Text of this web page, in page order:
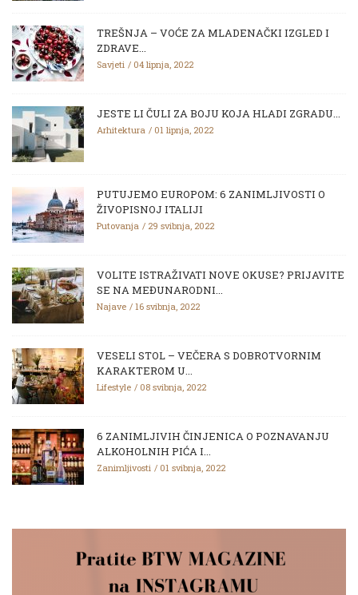
TREŠNJA – VOĆE ZA MLADENAČKI IZGLED I
ZDRAVE...
Savjeti 04 lipnja, 2022
JESTE LI ČULI ZA BOJU KOJA HLADI ZGRADU...
Arhitektura 01 lipnja, 2022
PUTUJEMO EUROPOM: 6 ZANIMLJIVOSTI O
ŽIVOPISNOJ ITALIJI
Putovanja 29 svibnja, 2022
VOLITE ISTRAŽIVATI NOVE OKUSE? PRIJAVITE
SE NA MEĐUNARODNI...
Najave 16 svibnja, 2022
VESELI STOL – VEČERA S DOBROTVORNIM
KARAKTEROM U...
Lifestyle 08 svibnja, 2022
6 ZANIMLJIVIH ČINJENICA O POZNAVANJU
ALKOHOLNIH PIĆA I...
Zanimljivosti 01 svibnja, 2022